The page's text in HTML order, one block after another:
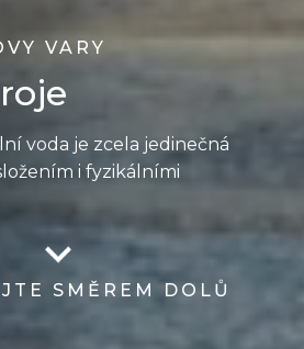
VARY
voda je zcela jedinečná
i fyzikálními
SMĚREM DOLŮ